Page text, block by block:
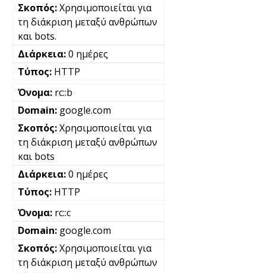
Χρησιμοποιείται για
τη διάκριση μεταξύ ανθρώπων
και bots.
0 ημέρες
HTTP
rc::b
google.com
Χρησιμοποιείται για
τη διάκριση μεταξύ ανθρώπων
και bots
0 ημέρες
HTTP
rc::c
google.com
Χρησιμοποιείται για
τη διάκριση μεταξύ ανθρώπων